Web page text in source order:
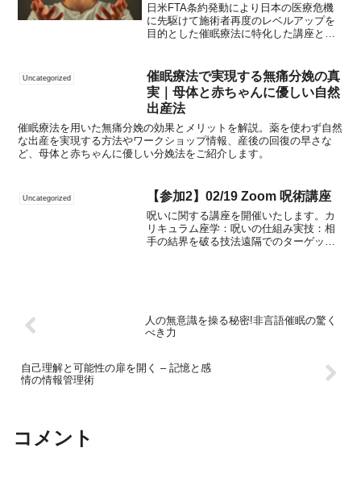
日米FTA条約発動により日本の医療危機
に先駆けて施術者再度のレベルアップを
目的とした催眠療法に特化した講座とな
（伝授）血栓等の対応◎胆石（伝授）胆
汁、肩こり等の対応◎尿崩...
Uncategorized
催眠療法で実現する無痛分娩の真
実｜母体と赤ちゃんに優しい自然
出産法
催眠療法を用いた無痛分娩の効果とメリットを解説。薬を使わず自然
な出産を実現する方法やワークショップ情報、産後の回復の早さな
ど、母体と赤ちゃんに優しい分娩法をご紹介します。
Uncategorized 【参加2】02/19 Zoom 呪術講座
呪いに関する講座を開催いたします。カ
リキュラム座学：呪いの仕組み実技：相
手の結界を破る技法遠隔でのターゲット
人の無意識を操る秘密!非言語催眠の驚く
べき力
自己理解と可能性の扉を開く – 記憶と感
情の情報管理術
コメント